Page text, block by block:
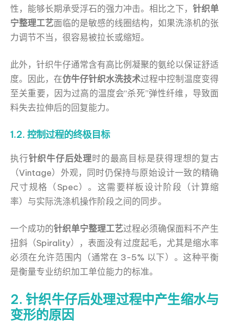
性，能够长期承受浮石的强力冲击。相比之下， 针织单
宁整理工艺面临的是敏感的线圈结构，如果洗涤机的张
力调节不当，很容易被拉长或缩短。
此外，针织牛仔通常含有高比例凝聚的氨纶以保证舒适
度。因此，在仿牛仔针织水洗技术过程中控制温度变得
至关重要，因为过高的温度会“杀死”弹性纤维，导致面
料失去拉伸后的回复能力。
1.2. 控制过程的终极目标
执行针织牛仔后处理时的最高目标是获得理想的复古
（Vintage）外观，同时仍保持与原始设计一致的精确
尺寸规格（Spec）。这需要样板设计阶段（计算缩
率）与实际洗涤机操作阶段之间的同步。
一个成功的针织单宁整理工艺过程必须确保面料不产生
扭斜（Spirality），表面没有过度起毛，尤其是缩水率
必须在允许范围内（通常在 3-5% 以下）。这种平衡
是衡量专业纺织加工单位能力的标准。
2. 针织牛仔后处理过程中产生缩水与
变形的原因